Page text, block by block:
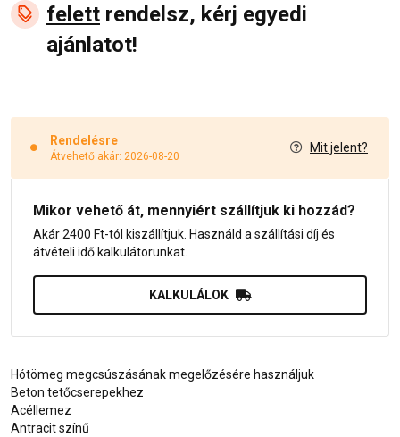
felett rendelsz, kérj egyedi
ajánlatot!
Rendelésre
Átvehető akár: 2026-08-20
Mit jelent?
Mikor vehető át, mennyiért szállítjuk ki hozzád?
Akár 2400 Ft-tól kiszállítjuk. Használd a szállítási díj és
átvételi idő kalkulátorunkat.
KALKULÁLOK
Hótömeg megcsúszásának megelőzésére használjuk
Beton tetőcserepekhez
Acéllemez
Antracit színű